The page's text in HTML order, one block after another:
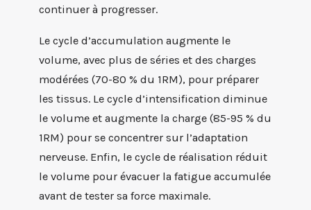
continuer à progresser.
Le cycle d’accumulation augmente le
volume, avec plus de séries et des charges
modérées (70-80 % du 1RM), pour préparer
les tissus. Le cycle d’intensification diminue
le volume et augmente la charge (85-95 % du
1RM) pour se concentrer sur l’adaptation
nerveuse. Enfin, le cycle de réalisation réduit
le volume pour évacuer la fatigue accumulée
avant de tester sa force maximale.